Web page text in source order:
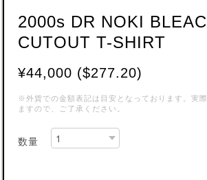
2000s DR NOKI
CUTOUT T-SHIRT
¥44,000 ($277.20)
※外貨での金額表記は目安となっております。実
ますので、ご了承ください。
数量